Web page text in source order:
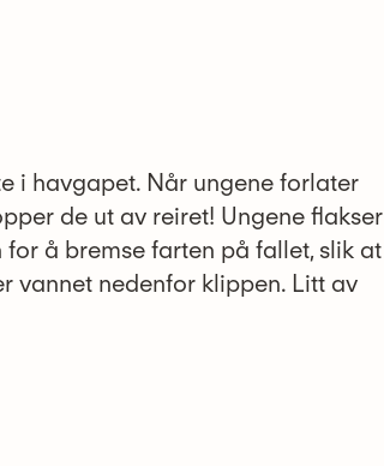
i havgapet. Når ungene forlater
de ut av reiret! Ungene flakser
for å bremse farten på fallet, slik at
vannet nedenfor klippen. Litt av